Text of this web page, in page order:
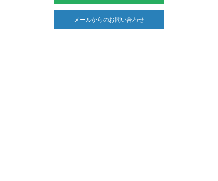
メールからのお問い合わせ